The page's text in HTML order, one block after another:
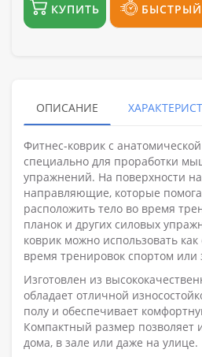
КУПИТЬ
ОПИСАНИЕ
Фитнес-коврик с
специально для проработки
упражнений. На поверхности
направляющие, которые
расположить тело во время
планок и других силовых
коврик можно использовать
время тренировок спортом или
Изготовлен из
обладает отличной
полу и обеспечивает
Компактный размер позволяет
дома, в зале или даже на улице.